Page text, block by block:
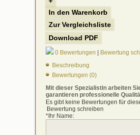
In den Warenkorb
Zur Vergleichsliste
Download PDF
0 Bewertungen
Bewertung
Beschreibung
Bewertungen (0)
Mit dieser Spezialistin arbeiten
garantieren professionelle
Es gibt keine Bewertungen für
Bewertung schreiben
* Ihr Name: